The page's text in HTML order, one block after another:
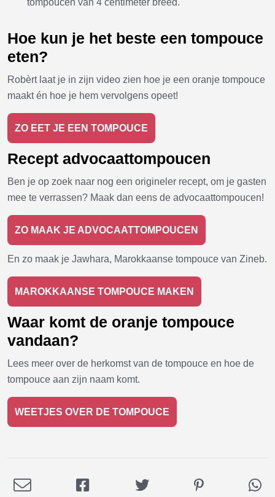
tompoucen van 4 centimeter breed.
Hoe kun je het beste een tompouce
eten?
Robèrt laat je in zijn video zien hoe je een oranje tompouce
maakt én hoe je hem vervolgens opeet!
ZO EET JE EEN TOMPOUCE
Recept advocaattompoucen
Ben je op zoek naar nog een origineler recept, om je gasten
mee te verrassen? Maak dan eens de advocaattompoucen!
ZO MAAK JE ADVOCAATTOMPOUCEN
En zo maak je Jawhara, Marokkaanse tompouce van Zineb.
MAROKKAANSE TOMPOUCE MAKEN
Waar komt de oranje tompouce
vandaan?
Lees meer over de herkomst van de tompouce en hoe de
tompouce aan zijn naam komt.
WEETJES OVER DE TOMPOUCE
Deel
Deel